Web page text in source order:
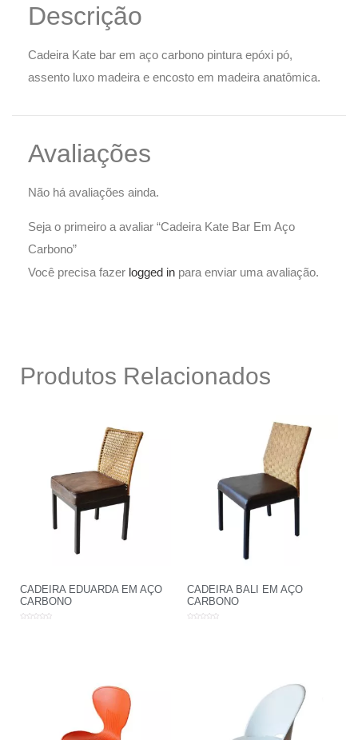
Descrição
Cadeira Kate bar em aço carbono pintura epóxi pó,
assento luxo madeira e encosto em madeira anatômica.
Avaliações
Não há avaliações ainda.
Seja o primeiro a avaliar “Cadeira Kate Bar Em Aço
Carbono”
Você precisa fazer logged in para enviar uma avaliação.
Produtos Relacionados
CADEIRA EDUARDA EM AÇO
CARBONO
CADEIRA BALI EM AÇO
CARBONO